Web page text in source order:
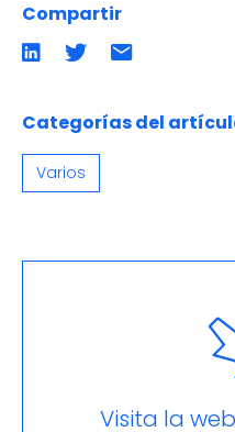
Compartir
Compartir
en
Compartir
en
Compartir
por
email
Categorías del
Varios
Visita la